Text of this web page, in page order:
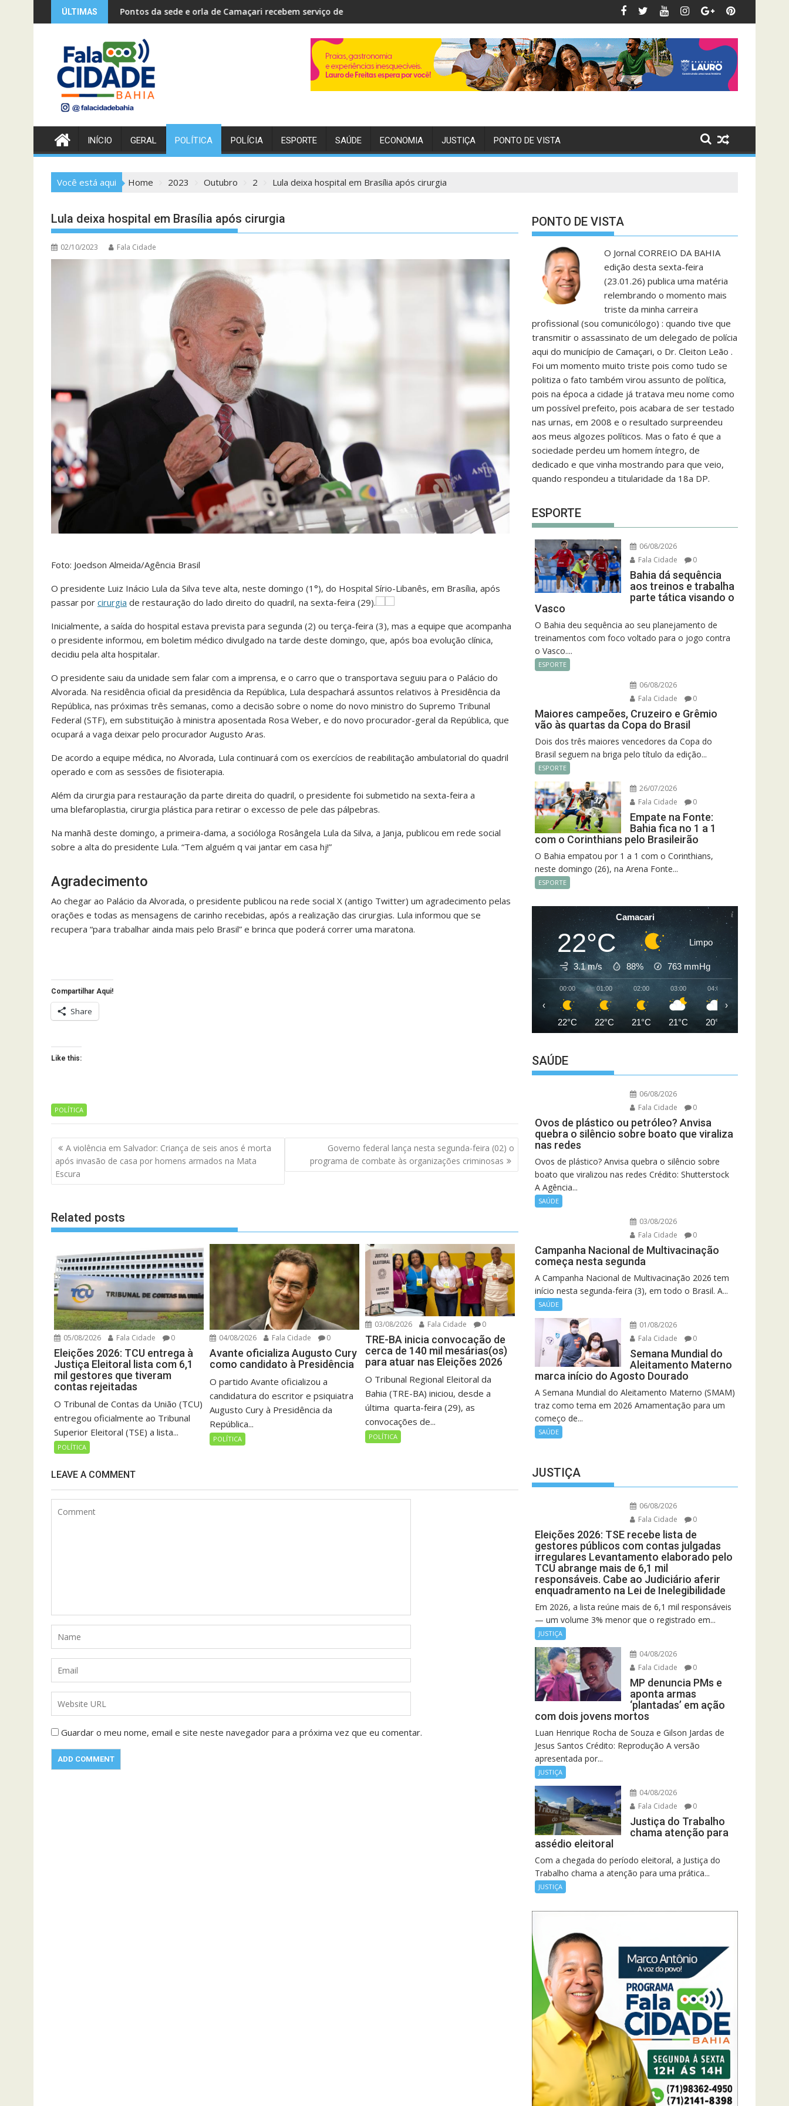
to
ÚLTIMAS
da sede e orla de Camaçari recebem serviço de tapa-buracoProcon de Lauro de Freitas inicia Operação Dia dos Pais e reforça fiscalização no comércioOvos de plástico ou petróleo? Anvisa quebra o silêncio sobre boato que
Eleições 2026:
INÍCIO GERAL POLÍTICA POLÍCIA ESPORTE SAÚDE ECONOMIA JUSTIÇA PONTO DE VISTA
Você está aqui Home 2023 Outubro 2 Lula deixa hospital em Brasília após cirurgia
Lula deixa hospital em Brasília após cirurgia
02/10/2023 Fala Cidade
Foto: Joedson Almeida/Agência Brasil
O presidente Luiz Inácio Lula da Silva teve alta, neste domingo (1°), do Hospital Sírio-Libanês, em Brasília, após
passar por cirurgia de restauração do lado direito do quadril, na sexta-feira (29).
Inicialmente, a saída do hospital estava prevista para segunda (2) ou terça-feira (3), mas a equipe que acompanha
o presidente informou, em boletim médico divulgado na tarde deste domingo, que, após boa evolução clínica,
decidiu pela alta hospitalar.
O presidente saiu da unidade sem falar com a imprensa, e o carro que o transportava seguiu para o Palácio do
Alvorada. Na residência oficial da presidência da República, Lula despachará assuntos relativos à Presidência da
República, nas próximas três semanas, como a decisão sobre o nome do novo ministro do Supremo Tribunal
Federal (STF), em substituição à ministra aposentada Rosa Weber, e do novo procurador-geral da República, que
ocupará a vaga deixar pelo procurador Augusto Aras.
De acordo a equipe médica, no Alvorada, Lula continuará com os exercícios de reabilitação ambulatorial do quadril
operado e com as sessões de fisioterapia.
Além da cirurgia para restauração da parte direita do quadril, o presidente foi submetido na sexta-feira a
uma blefaroplastia, cirurgia plástica para retirar o excesso de pele das pálpebras.
Na manhã deste domingo, a primeira-dama, a socióloga Rosângela Lula da Silva, a Janja, publicou em rede social
sobre a alta do presidente Lula. “Tem alguém q vai jantar em casa hj!”
Agradecimento
Ao chegar ao Palácio da Alvorada, o presidente publicou na rede social X (antigo Twitter) um agradecimento pelas
orações e todas as mensagens de carinho recebidas, após a realização das cirurgias. Lula informou que se
recupera “para trabalhar ainda mais pelo Brasil” e brinca que poderá correr uma maratona.
Compartilhar Aqui!
Share
Like this:
POLÍTICA
Navegação
de
artigos
A violência em Salvador: Criança de seis anos é morta
após invasão de casa por homens armados na Mata
Escura
Governo federal lança nesta segunda-feira (02) o
programa de combate às organizações criminosas
Related posts
05/08/2026 Fala Cidade 0
Eleições 2026: TCU entrega à
Justiça Eleitoral lista com 6,1
mil gestores que tiveram
contas rejeitadas
O Tribunal de Contas da União (TCU)
entregou oficialmente ao Tribunal
Superior Eleitoral (TSE) a lista...
POLÍTICA
04/08/2026 Fala Cidade 0
Avante oficializa Augusto Cury
como candidato à Presidência
O partido Avante oficializou a
candidatura do escritor e psiquiatra
Augusto Cury à Presidência da
República...
POLÍTICA
03/08/2026 Fala Cidade 0
TRE-BA inicia convocação de
cerca de 140 mil mesárias(os)
para atuar nas Eleições 2026
O Tribunal Regional Eleitoral da
Bahia (TRE-BA) iniciou, desde a
última quarta-feira (29), as
convocações de...
POLÍTICA
LEAVE A COMMENT
Guardar o meu nome, email e site neste navegador para a próxima vez que eu comentar.
PONTO DE VISTA
O Jornal CORREIO DA BAHIA
edição desta sexta-feira
(23.01.26) publica uma matéria
relembrando o momento mais
triste da minha carreira
profissional (sou comunicólogo) : quando tive que
transmitir o assassinato de um delegado de polícia
aqui do município de Camaçari, o Dr. Cleiton Leão .
Foi um momento muito triste pois como tudo se
politiza o fato também virou assunto de política,
pois na época a cidade já tratava meu nome como
um possível prefeito, pois acabara de ser testado
nas urnas, em 2008 e o resultado surpreendeu
aos meus algozes políticos. Mas o fato é que a
sociedade perdeu um homem íntegro, de
dedicado e que vinha mostrando para que veio,
quando respondeu a titularidade da 18a DP.
ESPORTE
06/08/2026
Fala Cidade
0
Bahia dá sequência
aos treinos e trabalha
parte tática visando o
Vasco
O Bahia deu sequência ao seu planejamento de
treinamentos com foco voltado para o jogo contra
o Vasco....
ESPORTE
06/08/2026
Fala Cidade
0
Maiores campeões, Cruzeiro e Grêmio
vão às quartas da Copa do Brasil
Dois dos três maiores vencedores da Copa do
Brasil seguem na briga pelo título da edição...
ESPORTE
26/07/2026
Fala Cidade
0
Empate na Fonte:
Bahia fica no 1 a 1
com o Corinthians pelo Brasileirão
O Bahia empatou por 1 a 1 com o Corinthians,
neste domingo (26), na Arena Fonte...
ESPORTE
Camacari
22°C Limpo
3.1 m/s 88% 763mmHg
00:00
22°C
01:00
22°C
02:00
21°C
03:00
21°C
04:00
20°C
‹ ›
SAÚDE
06/08/2026
Fala Cidade
0
Ovos de plástico ou petróleo? Anvisa
quebra o silêncio sobre boato que viraliza
nas redes
Ovos de plástico? Anvisa quebra o silêncio sobre
boato que viralizou nas redes Crédito: Shutterstock
A Agência...
SAÚDE
03/08/2026
Fala Cidade
0
Campanha Nacional de Multivacinação
começa nesta segunda
A Campanha Nacional de Multivacinação 2026 tem
início nesta segunda-feira (3), em todo o Brasil. A...
SAÚDE
01/08/2026
Fala Cidade
0
Semana Mundial do
Aleitamento Materno
marca início do Agosto Dourado
A Semana Mundial do Aleitamento Materno (SMAM)
traz como tema em 2026 Amamentação para um
começo de...
SAÚDE
JUSTIÇA
06/08/2026
Fala Cidade
0
Eleições 2026: TSE recebe lista de
gestores públicos com contas julgadas
irregulares Levantamento elaborado pelo
TCU abrange mais de 6,1 mil
responsáveis. Cabe ao Judiciário aferir
enquadramento na Lei de Inelegibilidade
Em 2026, a lista reúne mais de 6,1 mil responsáveis
— um volume 3% menor que o registrado em...
JUSTIÇA
04/08/2026
Fala Cidade
0
MP denuncia PMs e
aponta armas
‘plantadas’ em ação
com dois jovens mortos
Luan Henrique Rocha de Souza e Gilson Jardas de
Jesus Santos Crédito: Reprodução A versão
apresentada por...
JUSTIÇA
04/08/2026
Fala Cidade
0
Justiça do Trabalho
chama atenção para
assédio eleitoral
Com a chegada do período eleitoral, a Justiça do
Trabalho chama a atenção para uma prática...
JUSTIÇA